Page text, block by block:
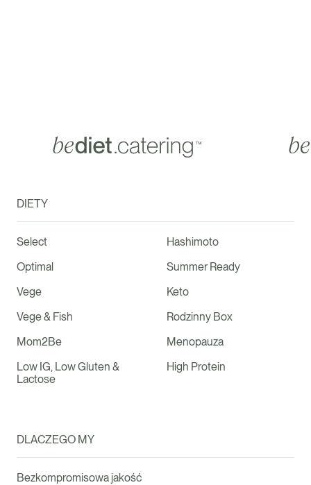
DIETY
Select
Optimal
Vege
Vege & Fish
Mom2Be
Low IG, Low Gluten &
Lactose
Hashimoto
Summer Ready
Keto
Rodzinny Box
Menopauza
High Protein
DLACZEGO MY
Bezkompromisowa jakość